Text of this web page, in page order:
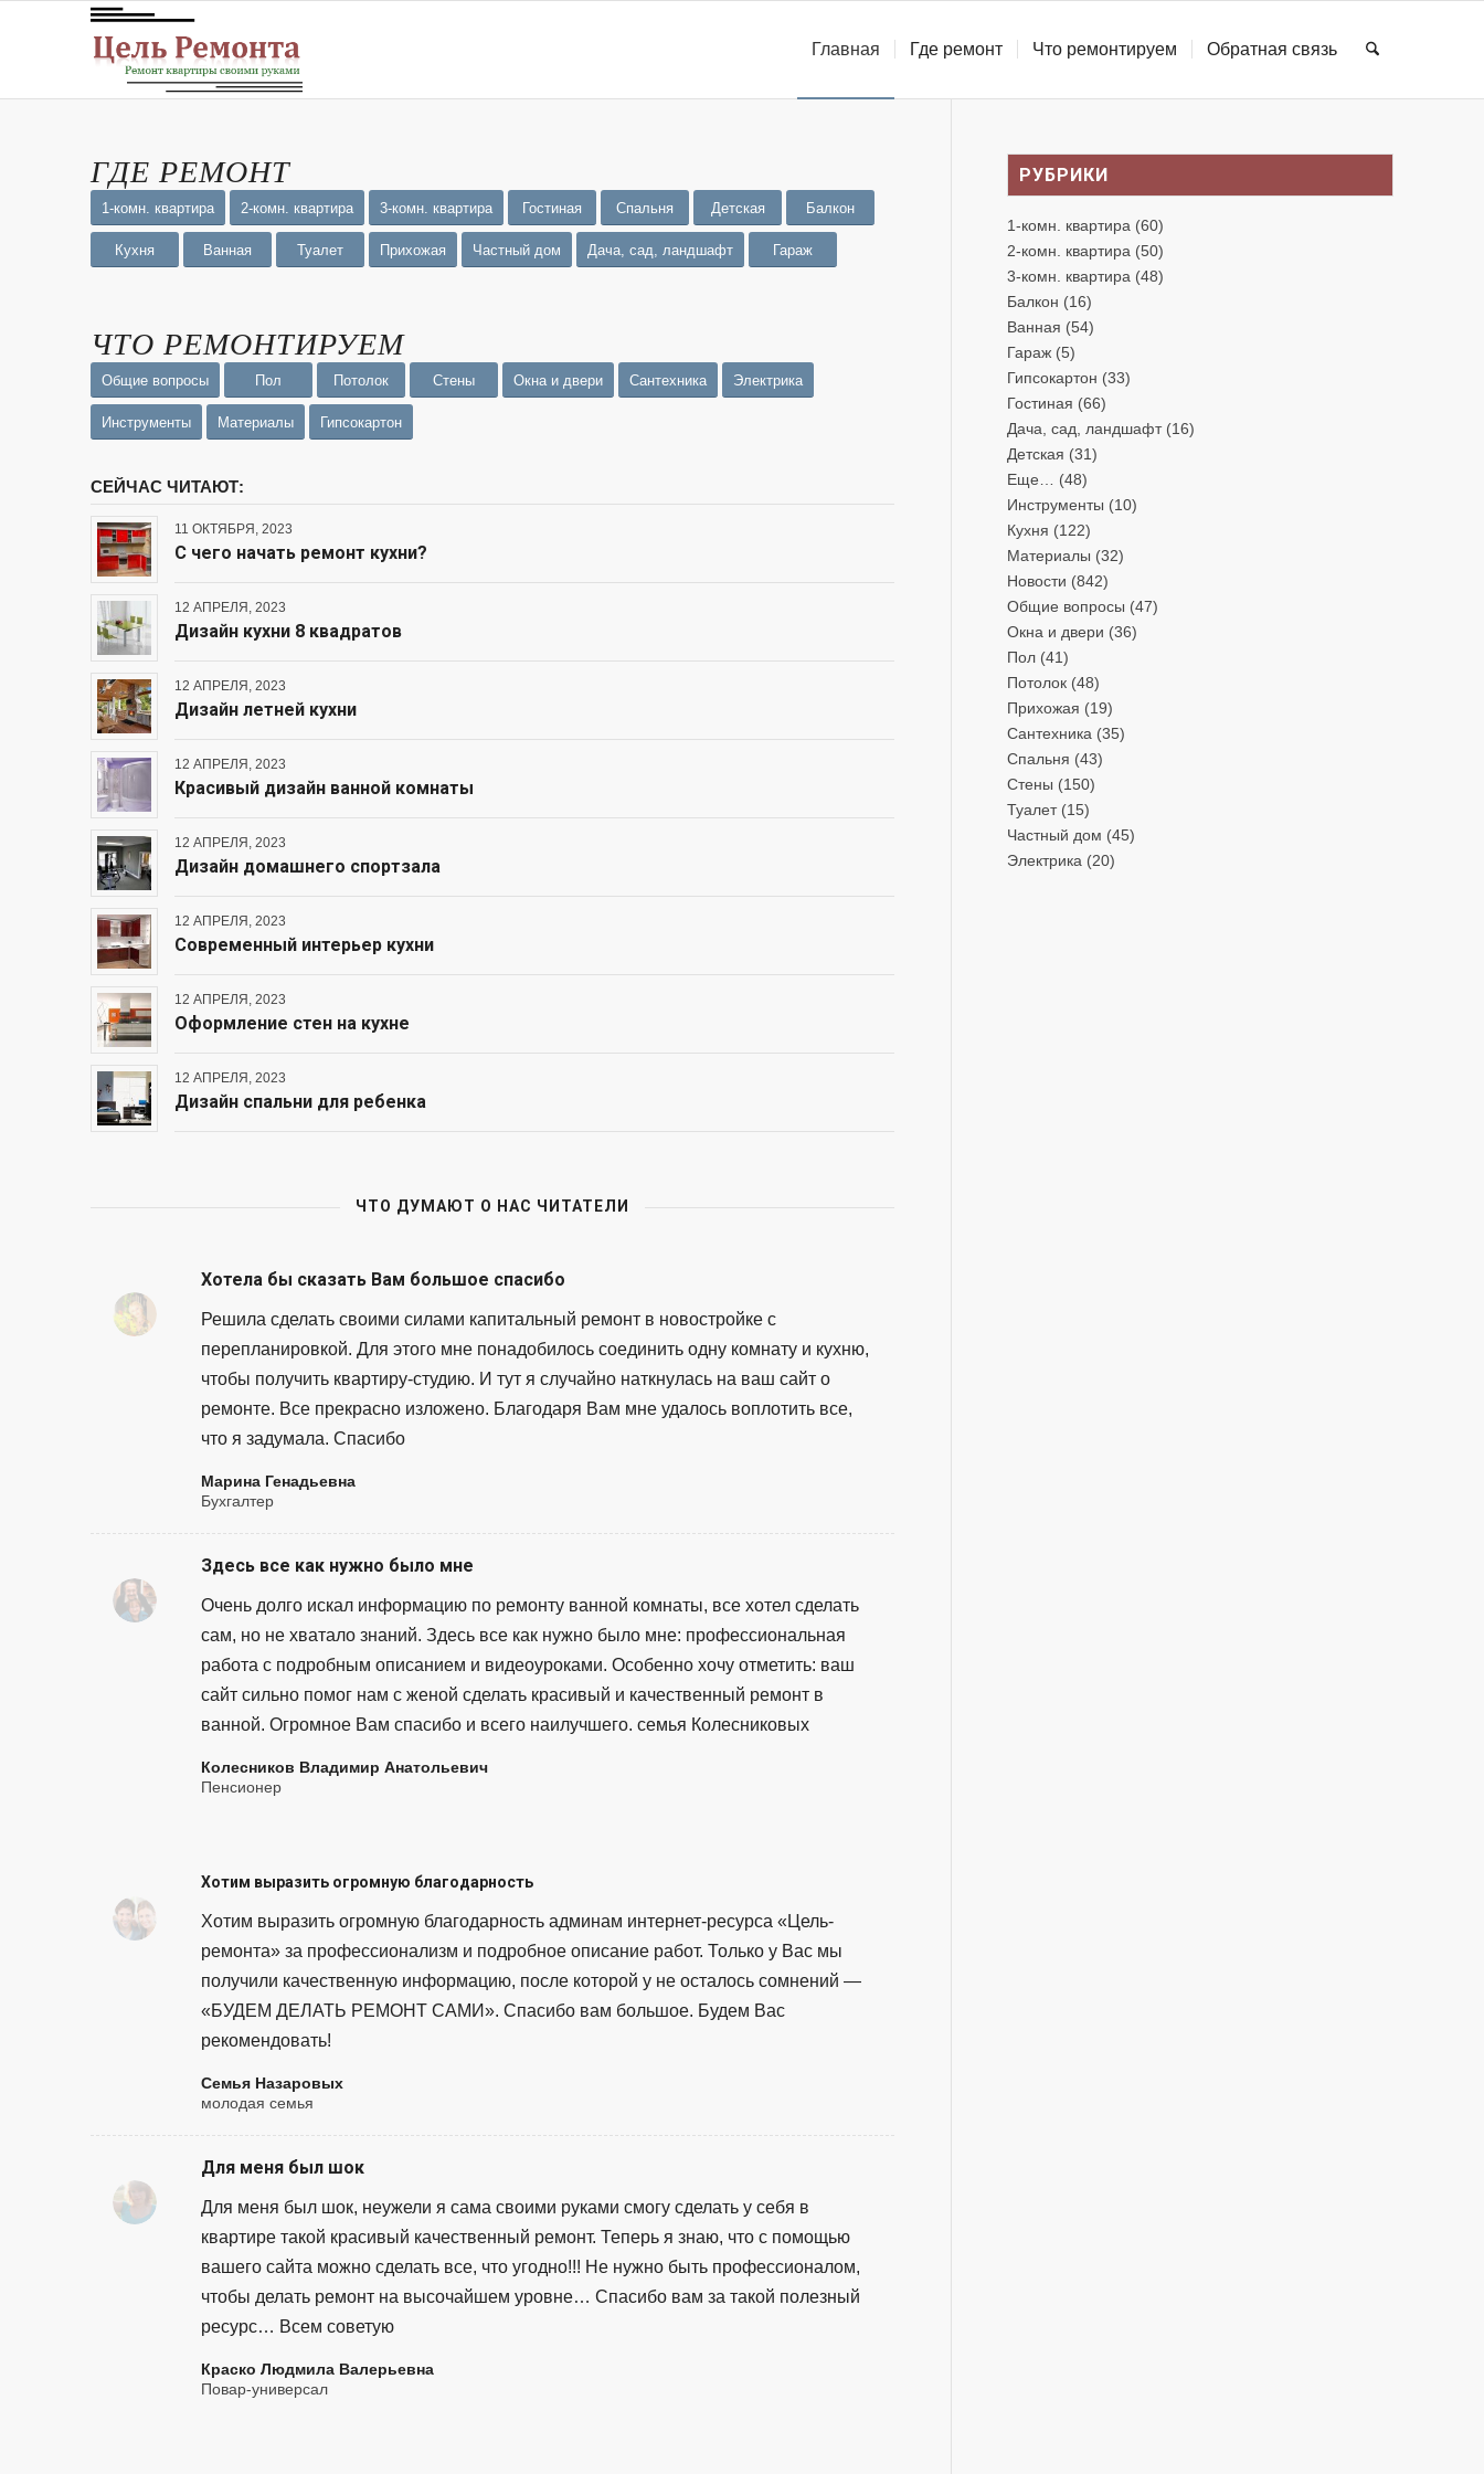
Главная Где ремонт Что ремонтируем Обратная связь
ГДЕ РЕМОНТ
1-комн. квартира 2-комн. квартира 3-комн. квартира Гостиная Спальня Детская Балкон
Кухня Ванная Туалет Прихожая Частный дом Дача, сад, ландшафт Гараж
ЧТО РЕМОНТИРУЕМ
Общие вопросы Пол Потолок Стены Окна и двери Сантехника Электрика
Инструменты Материалы Гипсокартон
СЕЙЧАС ЧИТАЮТ:
11 ОКТЯБРЯ, 2023
С чего начать ремонт кухни?
12 АПРЕЛЯ, 2023
Дизайн кухни 8 квадратов
12 АПРЕЛЯ, 2023
Дизайн летней кухни
12 АПРЕЛЯ, 2023
Красивый дизайн ванной комнаты
12 АПРЕЛЯ, 2023
Дизайн домашнего спортзала
12 АПРЕЛЯ, 2023
Современный интерьер кухни
12 АПРЕЛЯ, 2023
Оформление стен на кухне
12 АПРЕЛЯ, 2023
Дизайн спальни для ребенка
ЧТО ДУМАЮТ О НАС ЧИТАТЕЛИ
Хотела бы сказать Вам большое спасибо
Решила сделать своими силами капитальный ремонт в новостройке с
перепланировкой. Для этого мне понадобилось соединить одну комнату и кухню,
чтобы получить квартиру-студию. И тут я случайно наткнулась на ваш сайт о
ремонте. Все прекрасно изложено. Благодаря Вам мне удалось воплотить все,
что я задумала. Спасибо
Марина Генадьевна
Бухгалтер
Здесь все как нужно было мне
Очень долго искал информацию по ремонту ванной комнаты, все хотел сделать
сам, но не хватало знаний. Здесь все как нужно было мне: профессиональная
работа с подробным описанием и видеоуроками. Особенно хочу отметить: ваш
сайт сильно помог нам с женой сделать красивый и качественный ремонт в
ванной. Огромное Вам спасибо и всего наилучшего. семья Колесниковых
Колесников Владимир Анатольевич
Пенсионер
Хотим выразить огромную благодарность
Хотим выразить огромную благодарность админам интернет-ресурса «Цель-
ремонта» за профессионализм и подробное описание работ. Только у Вас мы
получили качественную информацию, после которой у не осталось сомнений —
«БУДЕМ ДЕЛАТЬ РЕМОНТ САМИ». Спасибо вам большое. Будем Вас
рекомендовать!
Семья Назаровых
молодая семья
Для меня был шок
Для меня был шок, неужели я сама своими руками смогу сделать у себя в
квартире такой красивый качественный ремонт. Теперь я знаю, что с помощью
вашего сайта можно сделать все, что угодно!!! Не нужно быть профессионалом,
чтобы делать ремонт на высочайшем уровне… Спасибо вам за такой полезный
ресурс… Всем советую
Краско Людмила Валерьевна
Повар-универсал
РУБРИКИ
1-комн. квартира (60)
2-комн. квартира (50)
3-комн. квартира (48)
Балкон (16)
Ванная (54)
Гараж(5)
Гипсокартон (33)
Гостиная (66)
Дача, сад, ландшафт(16)
Детская (31)
Еще…
(48)
Инструменты (10)
Кухня (122)
Материалы (32)
Новости (842)
Общие вопросы (47)
Окна и двери (36)
Пол(41)
Потолок(48)
Прихожая (19)
Сантехника (35)
Спальня (43)
Стены (150)
Туалет(15)
Частный дом (45)
Электрика (20)